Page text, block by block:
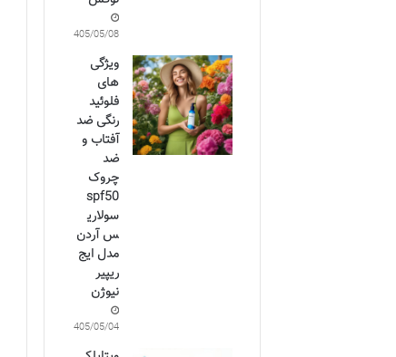
1405/05/08
ویژگی
های
فلوئید
رنگی ضد
آفتاب و
ضد
چروک
spf50
سولاری
س آردن
مدل ایج
ریپیر
نیوژن
1405/05/04